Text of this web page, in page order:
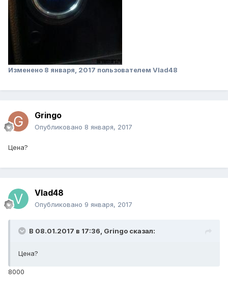
Изменено 8 января, 2017 пользователем Vlad48
Gringo
Опубликовано 8 января, 2017
Цена?
Vlad48
Опубликовано 9 января, 2017
В 08.01.2017 в 17:36, Gringo сказал:
Цена?
8000